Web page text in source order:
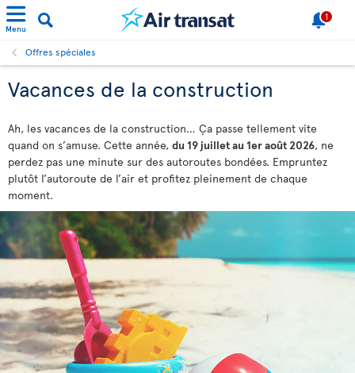
Menu
1
Offres spéciales
Vacances de la construction
Ah, les vacances de la construction… Ça passe tellement vite
quand on s’amuse. Cette année, du 19 juillet au 1er août 2026, ne
perdez pas une minute sur des autoroutes bondées. Empruntez
plutôt l’autoroute de l’air et profitez pleinement de chaque
moment.